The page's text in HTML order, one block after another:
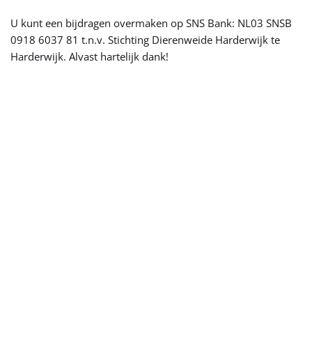
U kunt een bijdragen overmaken op SNS Bank: NL03 SNSB
0918 6037 81 t.n.v. Stichting Dierenweide Harderwijk te
Harderwijk. Alvast hartelijk dank!